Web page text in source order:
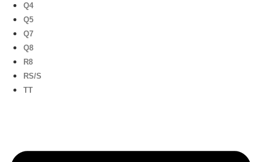
Q4
Q5
Q7
Q8
R8
RS/S
TT